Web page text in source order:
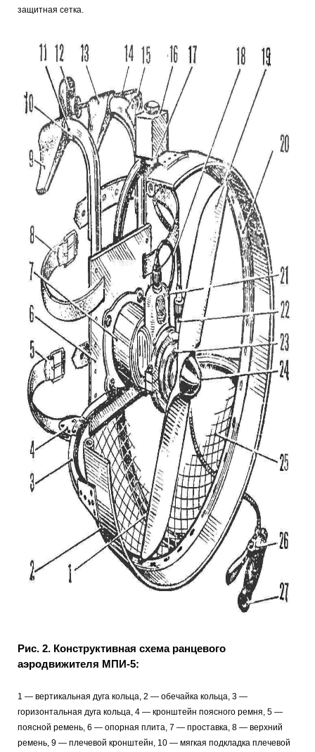
защитная сетка.
Рис. 2. Конструктивная схема ранцевого
аэродвижителя МПИ-5:
1 — вертикальная дуга кольца, 2 — обечайка кольца, 3 —
горизонтальная дуга кольца, 4 — кронштейн поясного ремня, 5 —
поясной ремень, 6 — опорная плита, 7 — проставка, 8 — верхний
ремень, 9 — плечевой кронштейн, 10 — мягкая подкладка плечевой